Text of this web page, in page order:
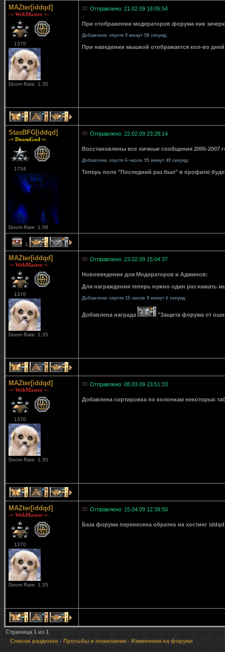
MAZter[iddqd]
-= WebMaster =-
1370
Doom Rate: 1.35
Отправлено: 21.02.09 18:05:54
При отображении модераторов форума ник
Добавлено спустя 9 минут 58 секунд:
При наведении мышкой отображается кол-во
1 1 1
StasBFG[iddqd]
-= DoomGod =-
1734
Doom Rate: 1.58
Отправлено: 22.02.09 23:28:14
Восстановлены все личные сообщения 2005-2007
Добавлено спустя 6 часов 55 минут 49 секунд:
Теперь поле "Последний раз был" в профиле
1 2 1
MAZter[iddqd]
-= WebMaster =-
1370
Doom Rate: 1.35
Отправлено: 23.02.09 15:04:37
Нововведение для Модераторов и Админов:
Для награждения теперь нужно один раз нажать
Добавлено спустя 15 часов 9 минут 6 секунд:
Добавлена награда "Защита форума от
1 1 1
MAZter[iddqd]
-= WebMaster =-
1370
Doom Rate: 1.35
Отправлено: 08.03.09 23:51:33
Добавлена сортировка по колонкам некоторых
1 1 1
MAZter[iddqd]
-= WebMaster =-
1370
Doom Rate: 1.35
Отправлено: 15.04.09 12:39:50
База форума перенесена обратно на хостинг
1 1 1
Страница 1из 1
Список разделов - Просьбы и пожелания - Изменения на форуме